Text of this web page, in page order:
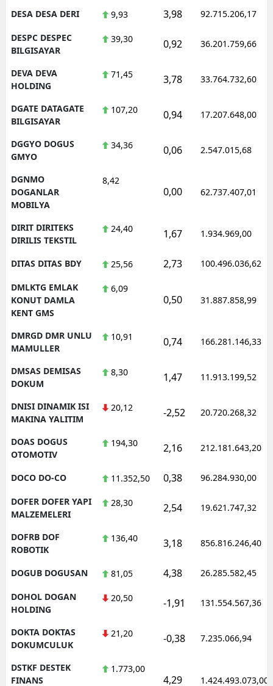
DESA DESA DERI 9,93 3,98 92.715.206,17
DESPC DESPEC
BILGISAYAR
39,30 0,92 36.201.759,66
DEVA DEVA
HOLDING
71,45 3,78 33.764.732,60
DGATE DATAGATE
BILGISAYAR
107,20 0,94 17.207.648,00
DGGYO DOGUS
GMYO
34,36 0,06 2.547.015,68
DGNMO
DOGANLAR
MOBILYA
8,42
0,00 62.737.407,01
DIRIT DIRITEKS
DIRILIS TEKSTIL
24,40 1,67 1.934.969,00
DITAS DITAS BDY 25,56 2,73 100.496.036,62
DMLKTG EMLAK
KONUT DAMLA
KENT GMS
6,09
0,50 31.887.858,99
DMRGD DMR UNLU
MAMULLER
10,91 0,74 166.281.146,33
DMSAS DEMISAS
DOKUM
8,30 1,47 11.913.199,52
DNISI DINAMIK ISI
MAKINA YALITIM
20,12 -2,52 20.720.268,32
DOAS DOGUS
OTOMOTIV
194,30 2,16 212.181.643,20
DOCO DO-CO 11.352,50 0,38 96.284.930,00
DOFER DOFER YAPI
MALZEMELERI
28,30 2,54 19.621.747,32
DOFRB DOF
ROBOTIK
136,40 3,18 856.816.246,40
DOGUB DOGUSAN 81,05 4,38 26.285.582,45
DOHOL DOGAN
HOLDING
20,50 -1,91 131.554.567,36
DOKTA DOKTAS
DOKUMCULUK
21,20 -0,38 7.235.066,94
DSTKF DESTEK
FINANS
1.773,00
4,29 1.424.493.073,00